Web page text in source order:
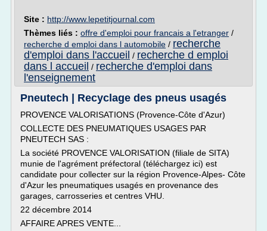
Site : http://www.lepetitjournal.com
Thèmes liés : offre d'emploi pour francais a l'etranger /
recherche d emploi dans l automobile / recherche
d'emploi dans l'accueil / recherche d emploi
dans l accueil / recherche d'emploi dans
l'enseignement
Pneutech | Recyclage des pneus usagés
PROVENCE VALORISATIONS (Provence-Côte d'Azur)
COLLECTE DES PNEUMATIQUES USAGES PAR
PNEUTECH SAS :
La société PROVENCE VALORISATION (filiale de SITA)
munie de l'agrément préfectoral (téléchargez ici) est
candidate pour collecter sur la région Provence-Alpes- Côte
d'Azur les pneumatiques usagés en provenance des
garages, carrosseries et centres VHU.
22 décembre 2014
AFFAIRE APRES VENTE...